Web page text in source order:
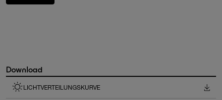
Download
LICHTVERTEILUNGSKURVE